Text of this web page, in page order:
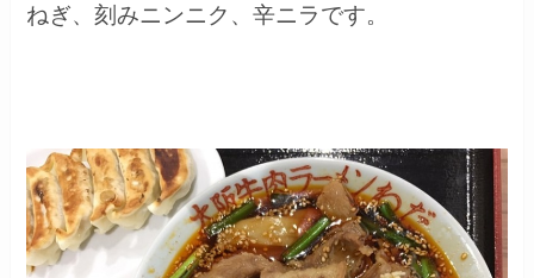
ねぎ、刻みニンニク、辛ニラです。